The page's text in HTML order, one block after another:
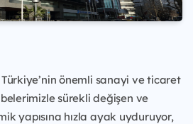
Türkiye’nin önemli sanayi ve ticaret
sürekli değişen ve
yapısına hızla ayak uyduruyor,